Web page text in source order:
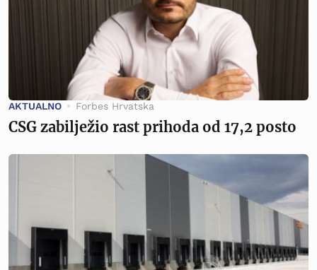
AKTUALNO Forbes Hrvatska
CSG zabilježio rast prihoda od 17,2 posto